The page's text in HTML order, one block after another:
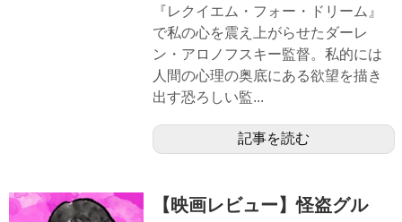
『レクイエム・フォー・ドリーム』
で私の心を震え上がらせたダーレ
ン・アロノフスキー監督。私的には
人間の心理の奥底にある欲望を描き
出す恐ろしい監...
記事を読む
【映画レビュー】怪盗グル